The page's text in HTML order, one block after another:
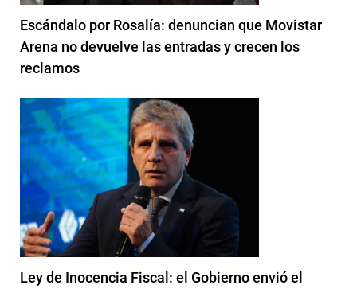
Escándalo por Rosalía: denuncian que Movistar
Arena no devuelve las entradas y crecen los
reclamos
Ley de Inocencia Fiscal: el Gobierno envió el